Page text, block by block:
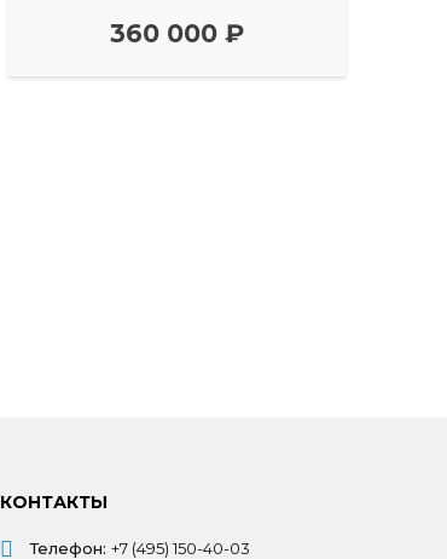
360 000 ₽
КОНТАКТЫ
Телефон: +7 (495) 150-40-03